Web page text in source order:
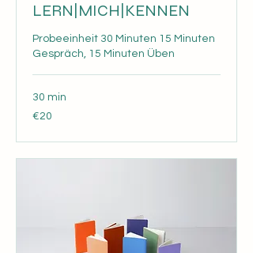
LERN|MICH|KENNEN
Probeeinheit 30 Minuten 15 Minuten
Gespräch, 15 Minuten Üben
30 min
20
euros
€20